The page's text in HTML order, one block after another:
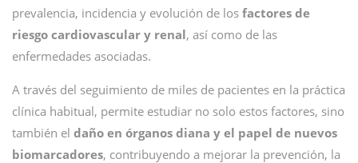
prevalencia, incidencia y evolución de los factores de
riesgo cardiovascular y renal, así como de las
enfermedades asociadas.
A través del seguimiento de miles de pacientes en la práctica
clínica habitual, permite estudiar no solo estos factores, sino
también el daño en órganos diana y el papel de nuevos
biomarcadores, contribuyendo a mejorar la prevención, la